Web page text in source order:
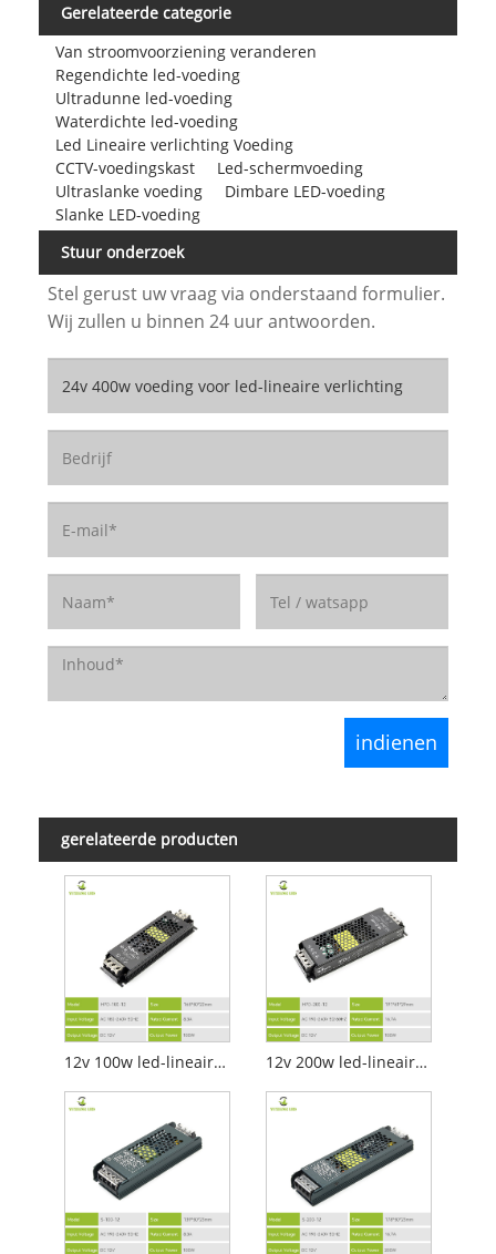
Gerelateerde categorie
Van stroomvoorziening veranderen
Regendichte led-voeding
Ultradunne led-voeding
Waterdichte led-voeding
Led Lineaire verlichting Voeding
CCTV-voedingskast
Led-schermvoeding
Ultraslanke voeding
Dimbare LED-voeding
Slanke LED-voeding
Stuur onderzoek
Stel gerust uw vraag via onderstaand formulier.
Wij zullen u binnen 24 uur antwoorden.
gerelateerde producten
12v 100w led-lineaire verlichtingsvoeding 12v 200w led-lineaire verlichtingsvoeding